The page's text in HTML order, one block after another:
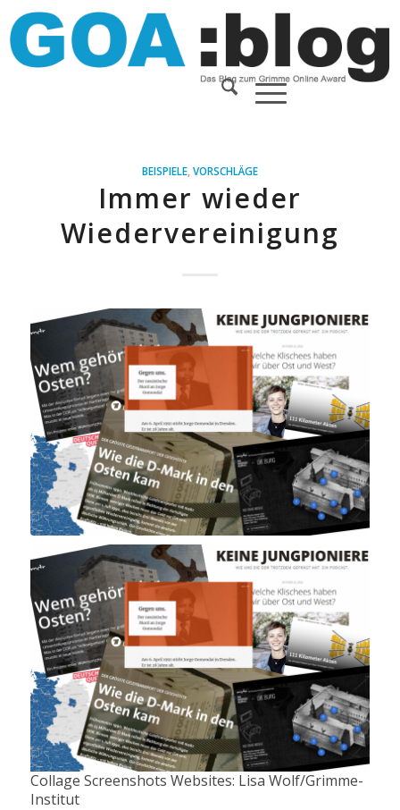
BEISPIELE, VORSCHLÄGE
Immer wieder
Wiedervereinigung
Collage Screenshots Websites: Lisa Wolf/Grimme-
Institut